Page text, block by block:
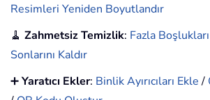
Resimleri Yeniden Boyutlandır
🧹 Zahmetsiz Temizlik: Fazla
Sonlarını Kaldır
➕Yaratıcı Ekler: Binlik Ayırıcıları Ekle/